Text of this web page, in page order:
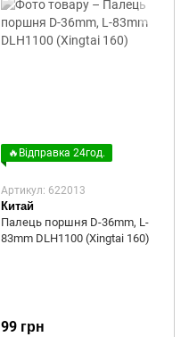
🔥Відправка 24год.
Артикул: 622013
Китай
Палець поршня D-36mm, L-
83mm DLH1100 (Xingtai 160)
99 грн